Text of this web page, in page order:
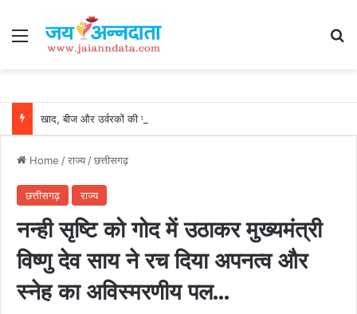
Menu
Home /राज्य/छत्तीसगढ़
छत्तीसगढ़ राज्य
नन्ही सृष्टि को गोद में उठाकर मुख्यमंत्री
विष्णु देव साय ने रच दिया अपनत्व और
स्नेह का अविस्मरणीय पल…